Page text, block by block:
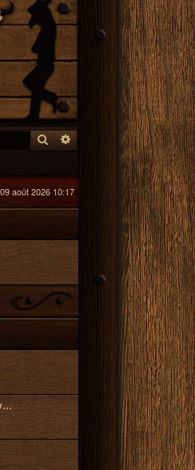
RechercherRecherche avancée
août 2026 10:17